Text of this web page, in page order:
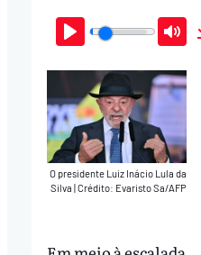
Play Mute
O presidente Luiz Inácio Lula da
Silva Crédito: Evaristo Sa/AFP